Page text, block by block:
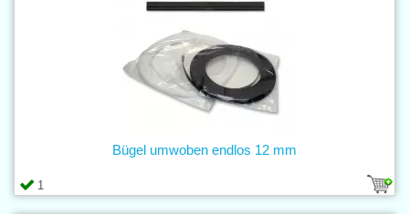
1
Bügel umwoben endlos 12 mm